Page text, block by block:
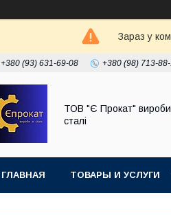
Зараз у
+380 (93) 631-69-08 +380 (98) 713-
ТОВ "Є Прокат" вироби
сталі
ГЛАВНАЯ ТОВАРЫ И УСЛУГИ